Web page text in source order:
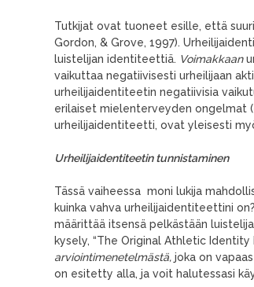
Tutkijat ovat tuoneet esille, että
Gordon, & Grove, 1997).
luistelijan identiteettiä. Voimakkaan
vaikuttaa negatiivisesti urheilijaan
urheilijaidentiteetin negatiivisia
erilaiset mielenterveyden ongelmat
urheilijaidentiteetti, ovat yleisesti
Urheilijaidentiteetin tunnistaminen
Tässä vaiheessa moni lukija
kuinka vahva urheilijaidentiteettini
määrittää itsensä pelkästään
kysely, “The Original Athletic
arviointimenetelmästä, joka on
on esitetty alla, ja voit halutessasi